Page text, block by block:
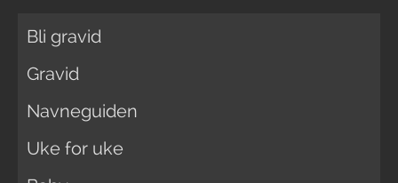
Bli gravid
Gravid
Navneguiden
Uke for uke